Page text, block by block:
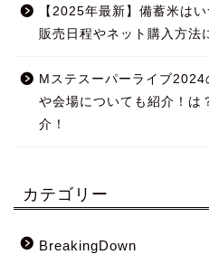
【2025年最新】備蓄米は
販売日程やネット購入方法
Mステスーパーライブ
や会場についても紹介！は
介！
カテゴリー
BreakingDown